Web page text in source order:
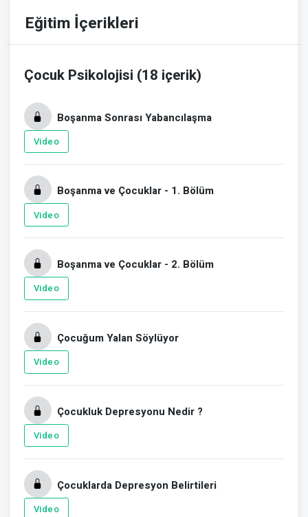
Eğitim İçerikleri
Çocuk Psikolojisi (18 içerik)
Boşanma Sonrası Yabancılaşma
Video
Boşanma ve Çocuklar - 1. Bölüm
Video
Boşanma ve Çocuklar - 2. Bölüm
Video
Çocuğum Yalan Söylüyor
Video
Çocukluk Depresyonu Nedir ?
Video
Çocuklarda Depresyon Belirtileri
Video